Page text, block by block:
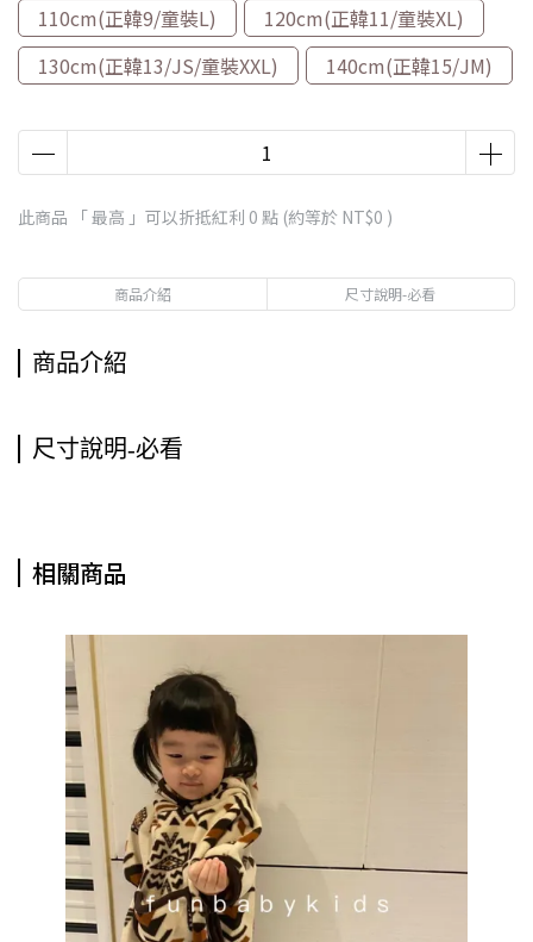
110cm(正韓9/童裝L)
120cm(正韓11/童裝XL)
130cm(正韓13/JS/童裝XXL)
140cm(正韓15/JM)
此商品 「 最高 」可以折抵紅利 0 點 (約等於 NT$0 )
商品介紹 尺寸說明-必看
商品介紹
尺寸說明-必看
相關商品